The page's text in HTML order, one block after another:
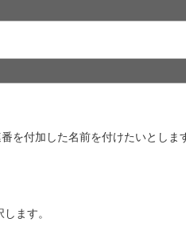
を付加した名前を付けたいとしま
ます。